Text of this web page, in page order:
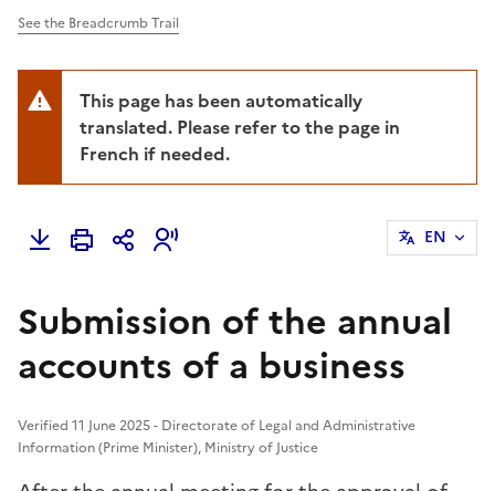
See the Breadcrumb Trail
This page has been automatically
translated. Please refer to the page in
French if needed.
EN
Submission of the annual
accounts of a business
Verified 11 June 2025 - Directorate of Legal and Administrative
Information (Prime Minister), Ministry of Justice